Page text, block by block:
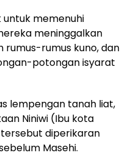
untuk memenuhi
meninggalkan
rumus-rumus kuno, dan
potongan isyarat
lempengan tanah liat,
Niniwi (Ibu kota
diperikaran
Masehi.